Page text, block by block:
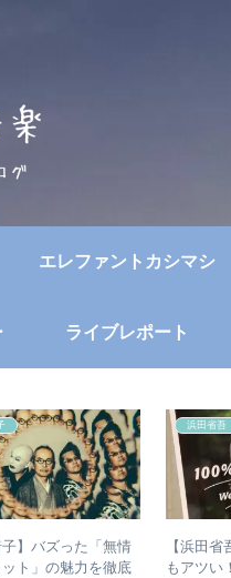
エレファントカシマシ
ライブレポート
子】バズった「無情
ト」の魅力を徹底
浜田省吾
【浜田
もアツい